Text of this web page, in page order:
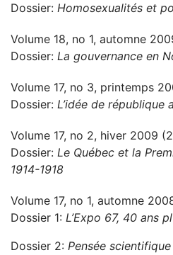
Dossier: Homosexualités et
Volume 18, no 1, automne
Dossier: La gouvernance en
Volume 17, no 3, printemps
Dossier: L’idée de république
Volume 17, no 2, hiver 2009
Dossier: Le Québec et la
1914-1918
Volume 17, no 1, automne
Dossier 1: L’Expo 67, 40 ans
Dossier 2: Pensée